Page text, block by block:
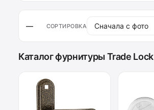
— СОРТИРОВКА
Каталог фурнитуры Trade Lock